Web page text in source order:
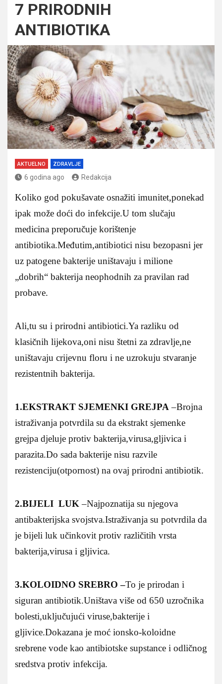
7 PRIRODNIH
ANTIBIOTIKA
AKTUELNO ZDRAVLJE
6 godina ago Redakcija
Koliko god pokušavate osnažiti imunitet,ponekad
ipak može doći do infekcije.U tom slučaju
medicina preporučuje korištenje
antibiotika.Međutim,antibiotici nisu bezopasni jer
uz patogene bakterije uništavaju i milione
„dobrih“ bakterija neophodnih za pravilan rad
probave.
Ali,tu su i prirodni antibiotici.Ya razliku od
klasičnih lijekova,oni nisu štetni za zdravlje,ne
uništavaju crijevnu floru i ne uzrokuju stvaranje
rezistentnih bakterija.
1.EKSTRAKT SJEMENKI GREJPA –Brojna
istraživanja potvrdila su da ekstrakt sjemenke
grejpa djeluje protiv bakterija,virusa,gljivica i
parazita.Do sada bakterije nisu razvile
rezistenciju(otpornost) na ovaj prirodni antibiotik.
2.BIJELI LUK –Najpoznatija su njegova
antibakterijska svojstva.Istraživanja su potvrdila da
je bijeli luk učinkovit protiv različitih vrsta
bakterija,virusa i gljivica.
3.KOLOIDNO SREBRO –To je prirodan i
siguran antibiotik.Uništava više od 650 uzročnika
bolesti,uključujući viruse,bakterije i
gljivice.Dokazana je moć ionsko-koloidne
srebrene vode kao antibiotske supstance i odličnog
sredstva protiv infekcija.